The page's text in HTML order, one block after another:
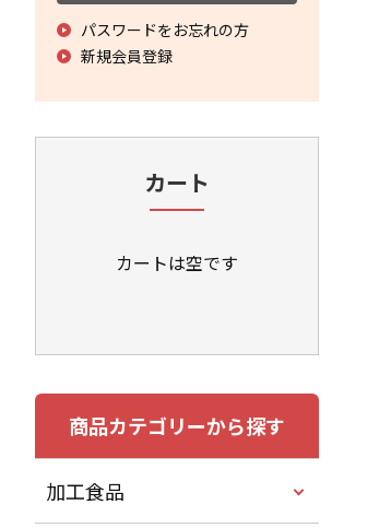
パスワードをお忘れの方
新規会員登録
カート
カートは空です
商品カテゴリーから探す
加工食品